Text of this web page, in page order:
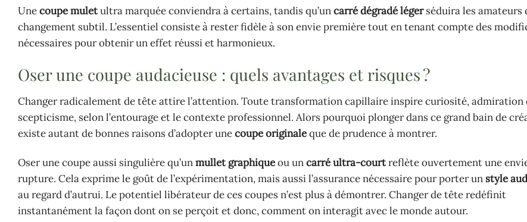
Unecoupe muletultra marquée conviendra à certains, tandis qu’uncarré dégradé légerséduira les amateurs
changement subtil. L’essentiel consiste à rester fidèle à son envie première tout en tenant compte des
nécessaires pour obtenir un effet réussi et harmonieux.
Oser une coupe audacieuse : quels avantages et risques ?
Changer radicalement de tête attire l’attention. Toute transformation capillaire inspire curiosité, admiration
scepticisme, selon l’entourage et le contexte professionnel. Alors pourquoi plonger dans ce grand bain de
existe autant de bonnes raisons d’adopter unecoupe originaleque de prudence à montrer.
Oser une coupe aussi singulière qu’unmullet graphiqueou uncarré ultra-courtreflète ouvertement une
rupture. Cela exprime le goût de l’expérimentation, mais aussi l’assurance nécessaire pour porter unstyle
au regard d’autrui. Le potentiel libérateur de ces coupes n’est plus à démontrer. Changer de tête redéfinit
instantanément la façon dont on se perçoit et donc, comment on interagit avec le monde autour.